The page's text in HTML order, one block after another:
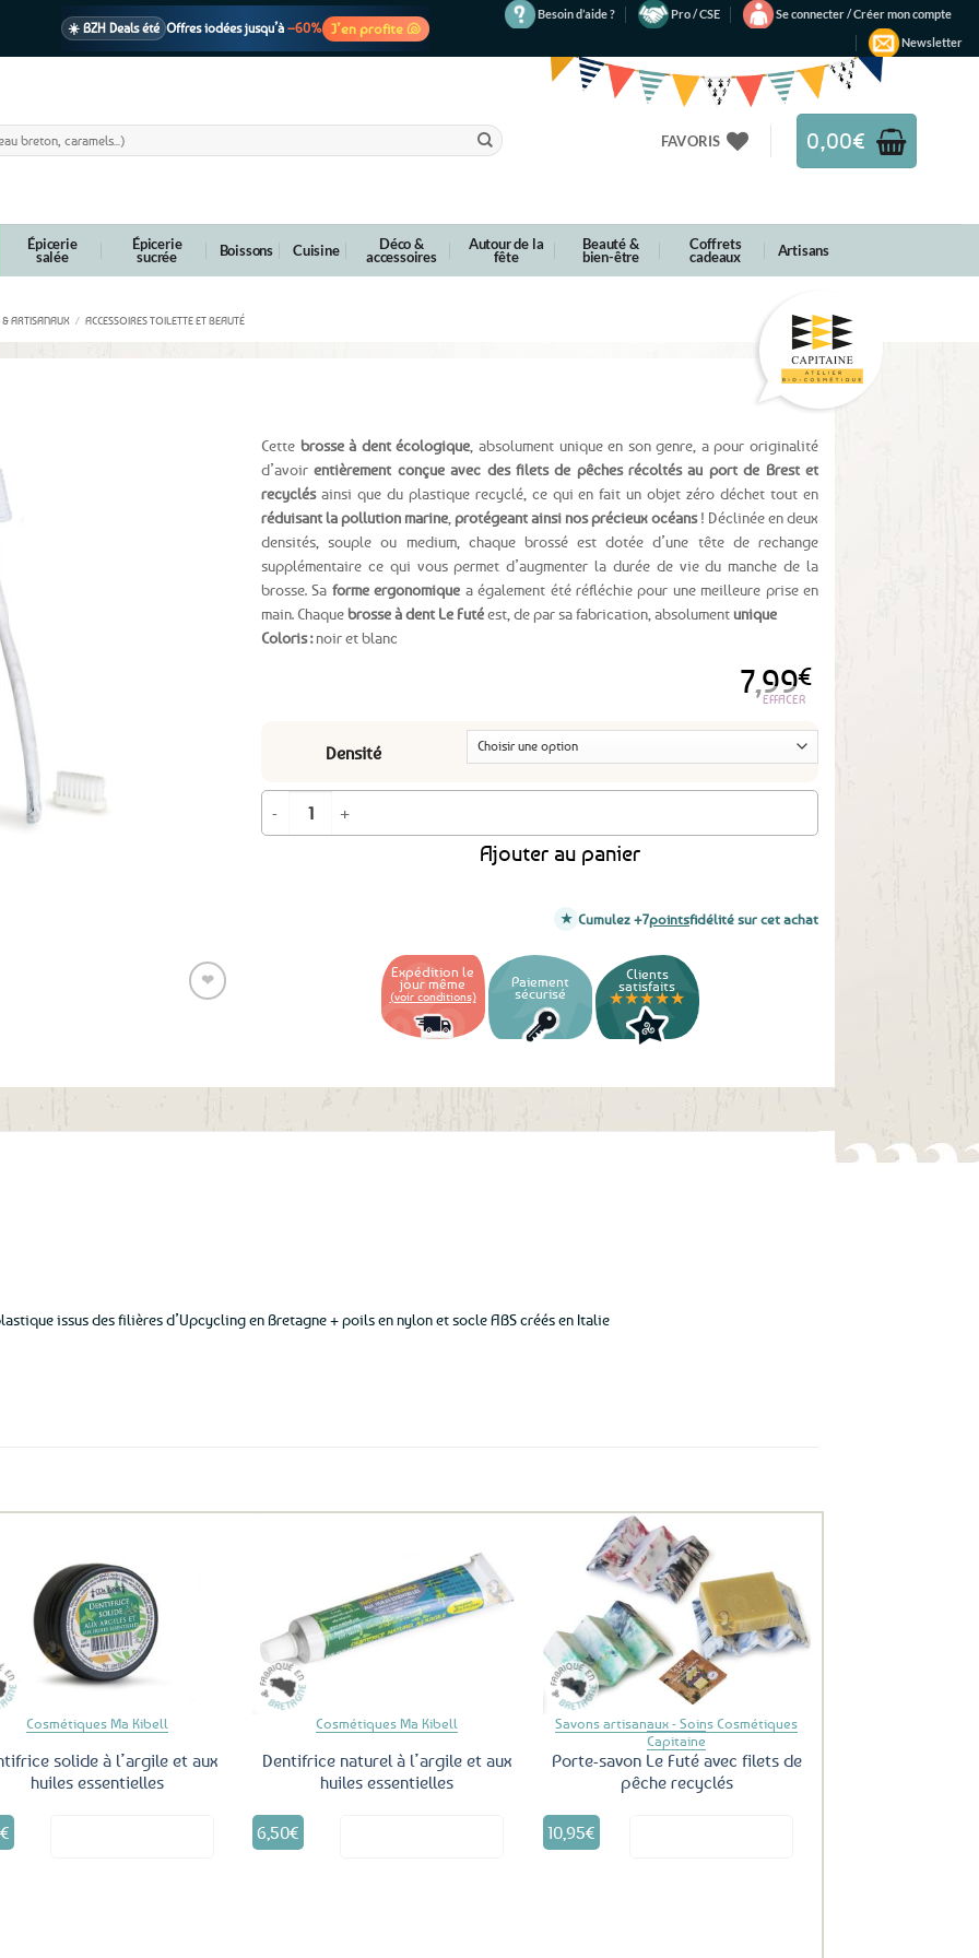
☀️ BZH Deals été Offres iodées jusqu’à –60% J’en profite 🐚
Besoin d’aide ? Pro / CSE
Se connecter / Créer mon compte
Newsletter
FAVORIS 0,00€
Épicerie
salée
Épicerie
sucrée Boissons Cuisine Déco &
accessoires
Autour de la
fête
Beauté &
bien-être
Coffrets
cadeaux Artisans
ARTISANAUX / ACCESSOIRES TOILETTE ET BEAUTÉ
❤
Cette brosse à dent écologique , absolument unique en son genre, a pour originalité
d’avoirentièrement conçue avec des filets de pêches récoltés au port de Brest et
recyclésainsi que du plastique recyclé, ce qui en fait un objet zéro déchet tout en
réduisant la pollution marine protégeant ainsi nos précieux océans! Déclinée en deux
densités, souple ou medium, chaque brossé est dotée d’une tête de rechange
supplémentaire ce qui vous permet d’augmenter la durée de vie du manche de la
brosse. Sa forme ergonomique a également été réfléchie pour une meilleure prise en
main. Chaquebrosse à dent Le Futéest, de par sa fabrication, absolumentunique
Coloris :noir et blanc
7,99€
Densité
EFFACER
quantité de Brosse à dent Le Futé à base de filets de pêche recyclés + 1 tête de rechange
Ajouter au panier
Cumulez +7pointsfidélité sur cet achat
Expédition le
jour même
(voir conditions)
Paiement
sécurisé
Clients
satisfaits
★★★★★
issus des filières d’Upcycling en Bretagne + poils en nylon et socle ABS créés en Italie
Cosmétiques Ma Kibell
solide à l’argile et aux
huiles essentielles
€
Ajouter
aux
Cosmétiques Ma Kibell
Dentifrice naturel à l’argile et aux
huiles essentielles
6,50€
Ajouter
aux
favoris
Savons artisanaux - Soins Cosmétiques
Capitaine
Porte-savon Le Futé avec filets de
pêche recyclés
10,95€